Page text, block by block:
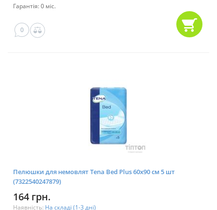
Гарантія: 0 міс.
0
Пелюшки для немовлят Tena Bed Plus 60х90 см 5 шт
(7322540247879)
164 грн.
Наявність: На складі (1-3 дні)